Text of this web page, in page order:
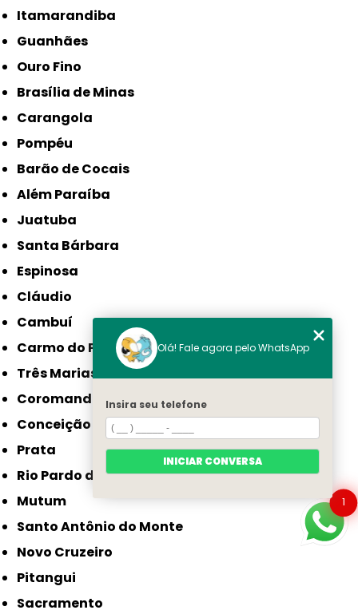
Itamarandiba
Guanhães
Ouro Fino
Brasília de Minas
Carangola
Pompéu
Barão de Cocais
Além Paraíba
Juatuba
Santa Bárbara
Espinosa
Cláudio
Cambuí
Carmo do Paranaíba
Três Marias
Coromandel
Conceição das Alagoas
Prata
Rio Pardo de Minas
Mutum
Santo Antônio do Monte
Novo Cruzeiro
Pitangui
Sacramento
1
Olá! Fale agora pelo WhatsApp
Insira seu telefone
INICIAR CONVERSA